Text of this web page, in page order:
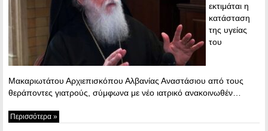
εκτιμάται η
κατάσταση
της υγείας
του
Μακαριωτάτου Αρχιεπισκόπου Αλβανίας Αναστάσιου από τους
θεράποντες γιατρούς, σύμφωνα με νέο ιατρικό ανακοινωθέν…
Περισσότερα »